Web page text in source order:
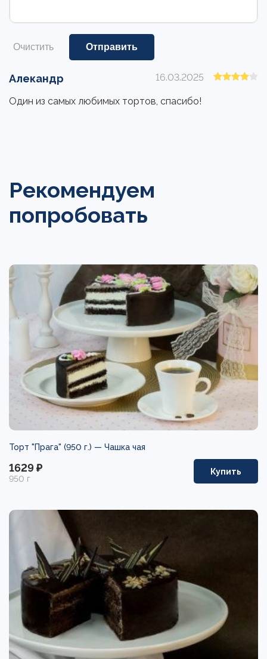
Очистить
Алекандр 16.03.2025
Один из самых любимых тортов, спасибо!
Рекомендуем
попробовать
Торт "Прага" (950 г.) — Чашка чая
1629 ₽
950 г
Купить